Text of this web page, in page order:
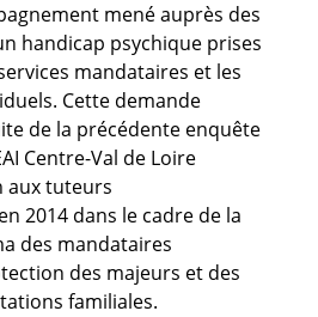
mené auprès des
handicap psychique prises
mandataires et les
Cette demande
de la précédente enquête
Centre-Val de Loire
aux tuteurs
2014 dans le cadre de la
des mandataires
des majeurs et des
familiales.